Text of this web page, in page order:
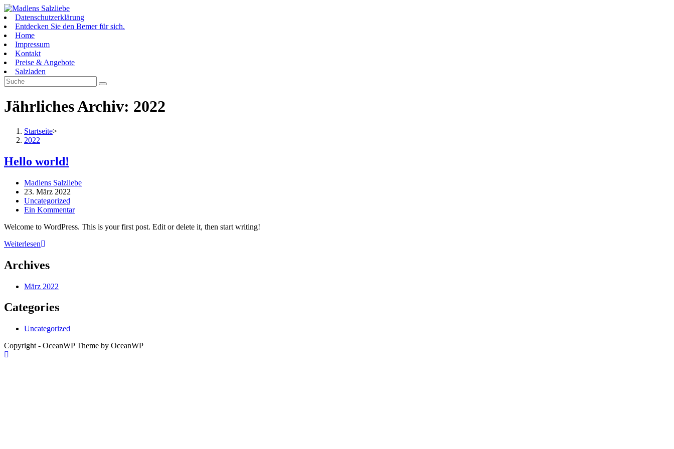
Zum
Inhalt
springen
Datenschutzerklärung
Entdecken Sie den Bemer für sich.
Home
Impressum
Kontakt
Preise & Angebote
Salzladen
Jährliches Archiv: 2022
Startseite>
2022
Hello world!
Beitrags-
Autor:
Madlens Salzliebe
Beitrag
veröffentlicht:
23. März 2022
Beitrags-
Kategorie:
Uncategorized
Beitrags-
Ein Kommentar
Welcome to WordPress. This is your first post. Edit or delete it, then start writing!
WeiterlesenHello
Archives
März 2022
Categories
Uncategorized
Copyright - OceanWP Theme by OceanWP